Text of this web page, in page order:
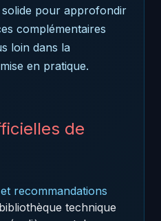
pour approfondir
complémentaires
loin dans la
en pratique.
de
recommandations
technique